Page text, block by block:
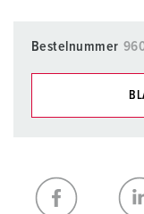
Bestelnummer
Mijn lijst